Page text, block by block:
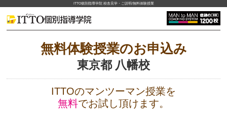
ITTO個別指導学院 校舎見学・ご説明/無料体験授業
無料体験授業のお申込み
東京都 八幡校
ITTOのマンツーマン授業を
無料でお試し頂けます。